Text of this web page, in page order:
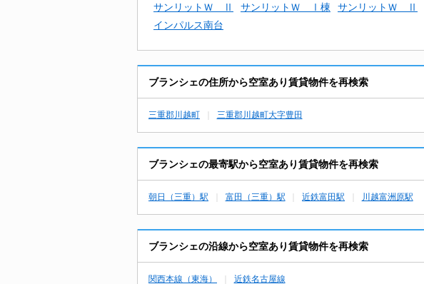
サンリットＷ Ⅱ
サンリットＷ Ⅰ棟 サンリットＷ Ⅱ
インパルス南台
ブランシェの住所から空室あり賃貸物件を再検索
三重郡川越町 三重郡川越町大字豊田
ブランシェの最寄駅から空室あり賃貸物件を再検索
朝日（三重）駅 富田（三重）駅 近鉄富田駅 川越富洲原駅
ブランシェの沿線から空室あり賃貸物件を再検索
関西本線（東海） 近鉄名古屋線